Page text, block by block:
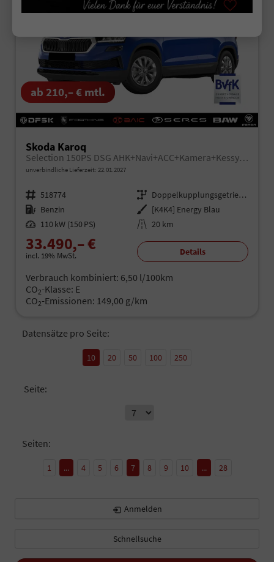
ab 210,– € mtl.
Skoda Karoq
Selection 150PS DSG AHK+Navi+ACC+Kamera+Kessy+Sitzheizung+GV5+Ambiente
unverbindliche Lieferzeit: 22.01.2027
Fahrzeugnr. 518774 Getriebe
Doppelkupplungsgetriebe (DSG)
Kraftstoff Benzin Außenfarbe [K4K4] Energy Blau
Leistung 110 kW (150 PS) Kilometerstand 20 km
33.490,– €
incl. 19% MwSt. Details
Verbrauch kombiniert: 6,50 l/100km
CO2-Klasse: E
CO2-Emissionen: 149,00 g/km
Datensätze pro Seite:
10 20 50 100 250
Seite:
Seiten:
1 ... 4 5 6 7 8 9 10 ... 28
Anmelden
Schnellsuche